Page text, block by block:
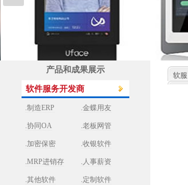
产品和成果展示
软件服务开发商
.制造ERP .金蝶用友
.协同OA .老板网管
.加密保密 .收银软件
.MRP进销存 .人事薪资
.其他软件 .定制软件
软服